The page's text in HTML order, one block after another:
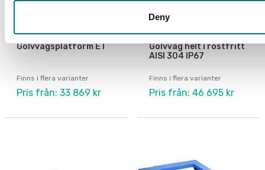
Deny
ATEX vägning
Golvvågsplatform ET
Finns i flera varianter
Pris från: 33 869 kr
ATEX vägning
Golvvåg helt i rostfritt
AISI 304 IP67
Finns i flera varianter
Pris från: 46 695 kr